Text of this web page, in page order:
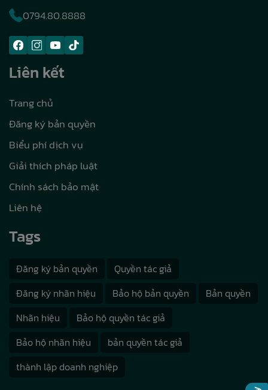
0794.80.8888
Liên kết
Trang chủ
Đăng ký bản quyền
Biểu phí dịch vụ
Giải thích pháp luật
Chính sách bảo mật
Liên hệ
Tags
Đăng ký bản quyền
Quyền tác giả
Đăng ký nhãn hiệu
Bảo hộ bản quyền
Bản quyền
Nhãn hiệu
Bảo hộ quyền tác giả
Bảo hộ nhãn hiệu
bản quyền tác giả
thành lập doanh nghiệp